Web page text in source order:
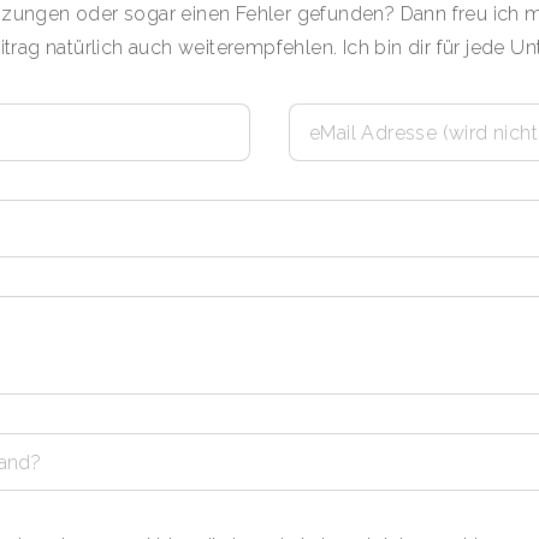
oder sogar einen Fehler gefunden? Dann freu ich
natürlich auch weiterempfehlen. Ich bin dir für jede